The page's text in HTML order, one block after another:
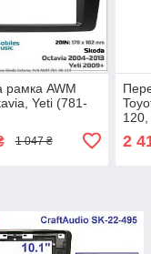
рамка AWM
Yeti (781-
1 047 ₴ 2